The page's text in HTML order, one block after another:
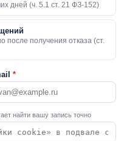
дней (ч. 5.1 ст. 21 ФЗ-152)
после получения отказа (ст.
*
найти вашу запись точно